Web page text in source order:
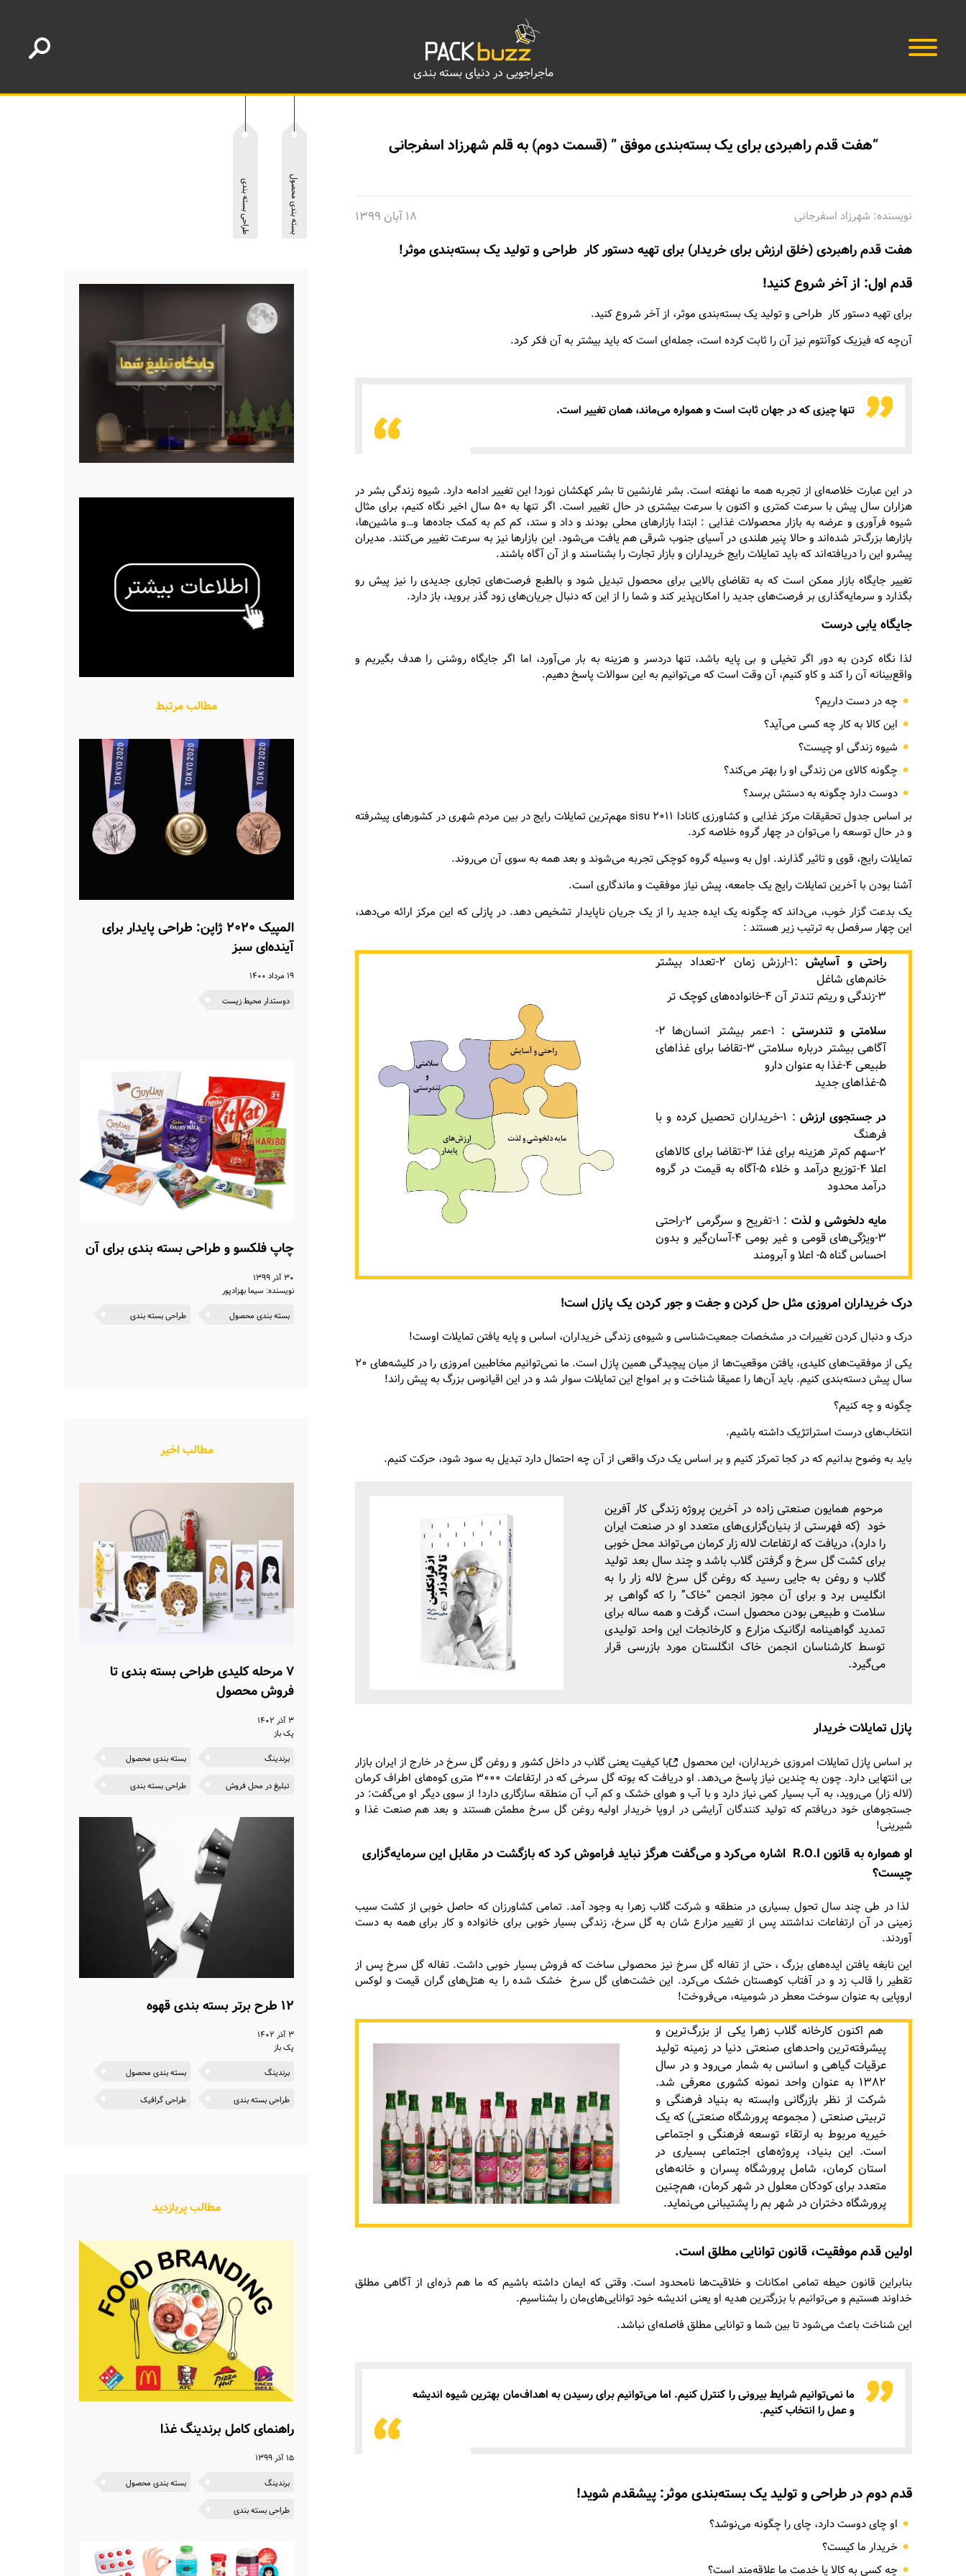
ماجراجویی در دنیای بسته بندی
“هفت قدم راهبردی برای یک بسته‌بندی موفق ” (قسمت دوم) به قلم شهرزاد اسفرجانی
۱۸ آبان ۱۳۹۹ نویسنده: شهرزاد اسفرجانی
هفت قدم راهبردی (خلق ارزش برای خریدار) برای تهیه دستور کار طراحی و تولید یک بسته‌بندی موثر!
قدم اول: از آخر شروع کنید!
برای تهیه دستور کار طراحی و تولید یک بسته‌بندی موثر، از آخر شروع کنید.
آن‌چه که فیزیک کوآنتوم نیز آن را ثابت کرده است، جمله‌ای است که باید بیشتر به آن فکر کرد.
تنها چیزی که در جهان ثابت است و همواره می‌ماند، همان تغییر است.
در این عبارت خلاصه‌ای از تجربه همه ما نهفته است. بشر غارنشین تا بشر کهکشان نورد! این تغییر ادامه دارد. شیوه زندگی بشر در
هزاران سال پیش با سرعت کمتری و اکنون با سرعت بیشتری در حال تغییر است. اگر تنها به ۵۰ سال اخیر نگاه کنیم، برای مثال
شیوه فرآوری و عرضه به بازار محصولات غذایی : ابتدا بازارهای محلی بودند و داد و ستد، کم کم به کمک جاده‌ها و…و ماشین‌ها،
بازارها بزرگ‌تر شده‌اند و حالا پنیر هلندی در آسیای جنوب شرقی هم یافت می‌شود. این بازارها نیز به سرعت تغییر می‌کنند. مدیران
پیشرو این را دریافته‌اند که باید تمایلات رایج خریداران و بازار تجارت را بشناسند و از آن آگاه باشند.
تغییر جایگاه بازار ممکن است که به تقاضای بالایی برای محصول تبدیل شود و بالطبع فرصت‌های تجاری جدیدی را نیز پیش رو
بگذارد و سرمایه‌گذاری بر فرصت‌های جدید را امکان‌پذیر کند و شما را از این که دنبال جریان‌های زود گذر بروید، باز دارد.
جایگاه یابی درست
لذا نگاه کردن به دور اگر تخیلی و بی پایه باشد، تنها دردسر و هزینه به بار می‌آورد، اما اگر جایگاه روشنی را هدف بگیریم و
واقع‌بینانه آن را کند و کاو کنیم، آن وقت است که می‌توانیم به این سوالات پاسخ دهیم.
چه در دست داریم؟
این کالا به کار چه کسی می‌آید؟
شیوه زندگی او چیست؟
چگونه کالای من زندگی او را بهتر می‌کند؟
دوست دارد چگونه به دستش برسد؟
بر اساس جدول تحقیقات مرکز غذایی و کشاورزی کانادا ۲۰۱۱ sisu مهم‌ترین تمایلات رایج در بین مردم شهری در کشورهای پیشرفته
و در حال توسعه را می‌توان در چهار گروه خلاصه کرد.
تمایلات رایج، قوی و تاثیر گذارند. اول به وسیله گروه کوچکی تجربه می‌شوند و بعد همه به سوی آن می‌روند.
آشنا بودن با آخرین تمایلات رایج یک جامعه، پیش نیاز موفقیت و ماندگاری است.
یک بدعت گزار خوب، می‌داند که چگونه یک ایده جدید را از یک جریان ناپایدار تشخیص دهد. در پازلی که این مرکز ارائه می‌دهد،
این چهار سرفصل به ترتیب زیر هستند :
راحتی و آسایش
:۱-ارزش زمان ۲-تعداد بیشتر
خانم‌های شاغل
۳-زندگی و ریتم تندتر آن ۴-خانواده‌های کوچک تر
سلامتی و تندرستی
: ۱-عمر بیشتر انسان‌ها ۲-
آگاهی بیشتر درباره سلامتی ۳-تقاضا برای غذاهای
طبیعی ۴-غذا به عنوان دارو
۵-غذاهای جدید
در جستجوی ارزش
: ۱-خریداران تحصیل کرده و با
فرهنگ
۲-سهم کم‌تر هزینه برای غذا ۳-تقاضا برای کالاهای
اعلا ۴-توزیع درآمد و خلاء ۵-آگاه به قیمت در گروه
درآمد محدود
مایه دلخوشی و لذت
: ۱-تفریح و سرگرمی ۲-راحتی
۳-ویژگی‌های قومی و غیر بومی ۴-آسان‌گیر و بدون
احساس گناه ۵- اعلا و آبرومند
درک خریداران امروزی مثل حل کردن و جفت و جور کردن یک پازل است!
درک و دنبال کردن تغییرات در مشخصات جمعیت‌شناسی و شیوه‌ی زندگی خریداران، اساس و پایه یافتن تمایلات اوست!
یکی از موفقیت‌های کلیدی، یافتن موقعیت‌ها از میان پیچیدگی همین پازل است. ما نمی‌توانیم مخاطبین امروزی را در کلیشه‌های ۲۰
سال پیش دسته‌بندی کنیم. باید آن‌ها را عمیقا شناخت و بر امواج این تمایلات سوار شد و در این اقیانوس بزرگ به پیش راند!
چگونه و چه کنیم؟
انتخاب‌های درست استراتژیک داشته باشیم.
باید به وضوح بدانیم که در کجا تمرکز کنیم و بر اساس یک درک واقعی از آن چه احتمال دارد تبدیل به سود شود، حرکت کنیم.
مرحوم همایون صنعتی زاده در آخرین پروژه زندگی کار آفرین
خود (که فهرستی از بنیان‌گزاری‌های متعدد او در صنعت ایران
را دارد)، دریافت که ارتفاعات لاله زار کرمان می‌تواند محل خوبی
برای کشت گل سرخ و گرفتن گلاب باشد و چند سال بعد تولید
گلاب و روغن به جایی رسید که روغن گل سرخ لاله زار را به
انگلیس برد و برای آن مجوز انجمن “خاک” را که گواهی بر
سلامت و طبیعی بودن محصول است، گرفت و همه ساله برای
تمدید گواهینامه ارگانیک مزارع و کارخانجات این واحد تولیدی
توسط کارشناسان انجمن خاک انگلستان مورد بازرسی قرار
می‌‌گیرد.
پازل تمایلات خریدار
بر اساس پازل تمایلات امروزی خریداران، این محصول
با کیفیت یعنی گلاب در داخل کشور و روغن گل سرخ در خارج از ایران بازار
بی انتهایی دارد. چون به چندین نیاز پاسخ می‌دهد. او دریافت که بوته گل سرخی که در ارتفاعات ۳۰۰۰ متری کوه‌های اطراف کرمان
(لاله زار) می‌روید، به آب بسیار کمی نیاز دارد و با آب و هوای خشک و کم آب آن منطقه سازگاری دارد! از سوی دیگر او می‌گفت: در
جستجوهای خود دریافتم که تولید کنندگان آرایشی در اروپا خریدار اولیه روغن گل سرخ مطمئن هستند و بعد هم صنعت غذا و
شیرینی!
او همواره به قانون R.O.I اشاره می‌کرد و می‌گفت هرگز نباید فراموش کرد که بازگشت در مقابل این سرمایه‌گزاری
چیست؟
لذا در طی چند سال تحول بسیاری در منطقه و شرکت گلاب زهرا به وجود آمد. تمامی کشاورزان که حاصل خوبی از کشت سیب
زمینی در آن ارتفاعات نداشتند پس از تغییر مزارع شان به گل سرخ، زندگی بسیار خوبی برای خانواده و کار برای همه به دست
آوردند.
این نابغه یافتن ایده‌های بزرگ ، حتی از تفاله گل سرخ نیز محصولی ساخت که فروش بسیار خوبی داشت. تفاله گل سرخ پس از
تقطیر را قالب زد و در آفتاب کوهستان خشک می‌کرد. این خشت‌های گل سرخ خشک شده را به هتل‌های گران قیمت و لوکس
اروپایی به عنوان سوخت معطر در شومینه، می‌فروخت!
هم اکنون کارخانه گلاب زهرا یکی از بزرگ‌ترین و
پیشرفته‌ترین واحدهای صنعتی دنیا در زمینه تولید
عرقیات گیاهی و اسانس به شمار می‌رود و در سال
۱۳۸۲ به عنوان واحد نمونه کشوری معرفی شد.
شرکت از نظر بازرگانی وابسته به بنیاد فرهنگی و
تربیتی صنعتی ( مجموعه پرورشگاه صنعتی) که یک
خیریه مربوط به ارتقاء توسعه فرهنگی و اجتماعی
است. این بنیاد، پروژه‌های اجتماعی بسیاری در
استان کرمان، شامل پرورشگاه پسران و خانه‌های
متعدد برای کودکان معلول در شهر کرمان، هم‌چنین
پرورشگاه دختران در شهر بم را پشتیبانی می‌نماید.
اولین قدم موفقیت، قانون توانایی مطلق است.
بنابراین قانون حیطه تمامی امکانات و خلاقیت‌ها نامحدود است. وقتی که ایمان داشته باشیم که ما هم ذره‌ای از آگاهی مطلق
خداوند هستیم و می‌توانیم با بزرگترین هدیه او یعنی اندیشه خود توانایی‌های‌مان را بشناسیم.
این شناخت باعث می‌شود تا بین شما و توانایی مطلق فاصله‌ای نباشد.
ما نمی‌توانیم شرایط بیرونی را کنترل کنیم. اما می‌توانیم برای رسیدن به اهداف‌مان بهترین شیوه اندیشه
و عمل را انتخاب کنیم.
قدم دوم درطراحی و تولید یک بسته‌بندی موثر: پیشقدم شوید!
او چای دوست دارد، چای را چگونه می‌نوشد؟
خریدار ما کیست؟
چه کسی به کالا یا خدمت ما علاقه‌مند است؟
بسته بندی محصول طراحی بسته بندی
مطالب مرتبط
المپیک ۲۰۲۰ ژاپن: طراحی پایدار برای
آینده‌ای سبز
۱۹ مرداد ۱۴۰۰
دوستدار محیط زیست
چاپ فلکسو و طراحی بسته‌ بندی برای آن
۳۰ آذر ۱۳۹۹
نویسنده: سیما بهزادپور
بسته بندی محصول
طراحی بسته بندی
مطالب اخیر
۷ مرحله کلیدی طراحی بسته بندی تا
فروش محصول
۳ آذر ۱۴۰۲
پک باز
برندینگ
بسته بندی محصول
تبلیغ در محل فروش طراحی بسته بندی
۱۲ طرح برتر بسته بندی قهوه
۳ آذر ۱۴۰۲
پک باز
برندینگ
بسته بندی محصول
طراحی بسته بندی طراحی گرافیک
مطالب پربازدید
راهنمای کامل برندینگ غذا
۱۵ آذر ۱۳۹۹
برندینگ
بسته بندی محصول
طراحی بسته بندی